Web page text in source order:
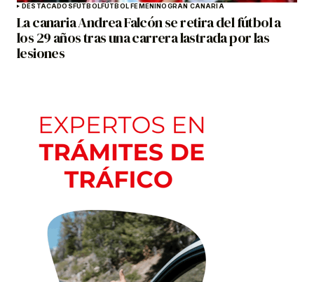
DESTACADOSFÚTBOLFÚTBOL FEMENINOGRAN CANARIA
La canaria Andrea Falcón se retira del fútbol a
los 29 años tras una carrera lastrada por las
lesiones